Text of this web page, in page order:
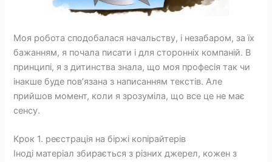
Моя робота сподобалася начальству, і незабаром, за їх
бажанням, я почала писати і для сторонніх компаній. В
принципі, я з дитинства знала, що моя професія так чи
інакше буде пов’язана з написанням текстів. Але
прийшов момент, коли я зрозуміла, що все це не має
сенсу.
Крок 1. реєстрація на біржі копірайтерів
Іноді матеріал збирається з різних джерел, кожен з